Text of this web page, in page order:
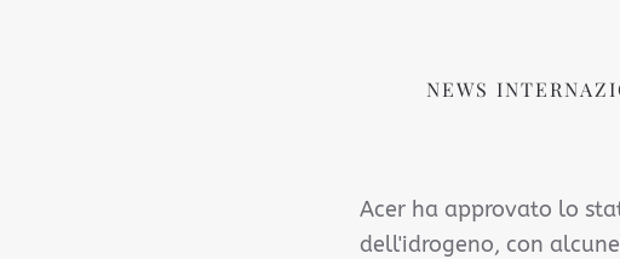
NEWS
Acer ha approvato lo
dell'idrogeno, con